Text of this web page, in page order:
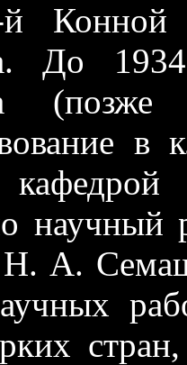
Конной
До
научный
А.